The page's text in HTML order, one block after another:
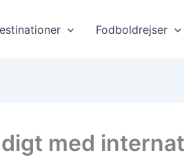
Fodboldrejser
med